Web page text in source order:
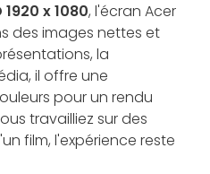
1920 x 1080, l'écran Acer
des images nettes et
la
il offre une
pour un rendu
travailliez sur des
film, l'expérience reste